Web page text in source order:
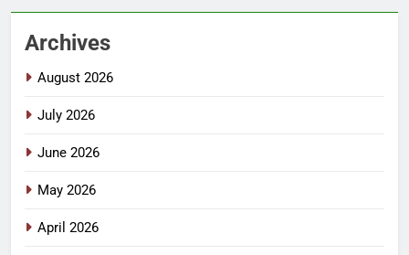
Archives
August 2026
July 2026
June 2026
May 2026
April 2026